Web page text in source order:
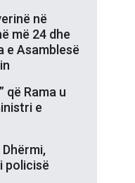
në
më 24 dhe
e Asamblesë
që Rama u
e
policisë